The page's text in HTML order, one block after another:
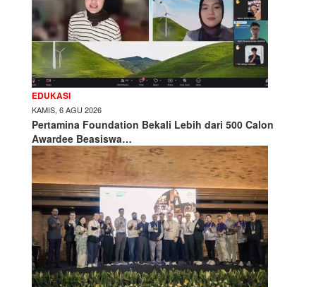
EDUKASI
KAMIS, 6 AGU 2026
Pertamina Foundation Bekali Lebih dari 500 Calon
Awardee Beasiswa…